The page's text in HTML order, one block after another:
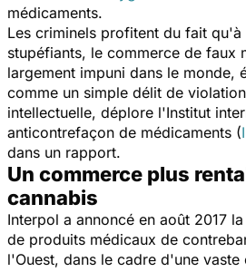
médicaments.
Les criminels profitent du fait
stupéfiants, le commerce de faux
largement impuni dans le monde,
comme un simple délit de
intellectuelle, déplore l'Institut
anticontrefaçon de médicaments (
dans un rapport.
Un commerce plus
cannabis
Interpol a annoncé en août 2017
de produits médicaux de
l'Ouest, dans le cadre d'une vaste